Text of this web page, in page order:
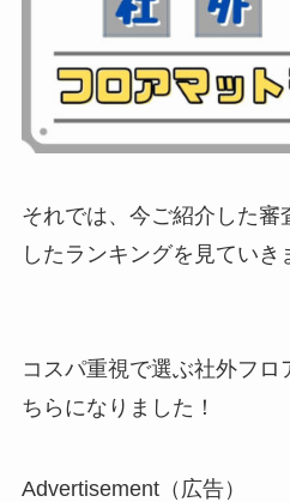
それでは、今ご紹介した審
したランキングを見ていき
コスパ重視で選ぶ社外フロ
ちらになりました！
Advertisement（広告）